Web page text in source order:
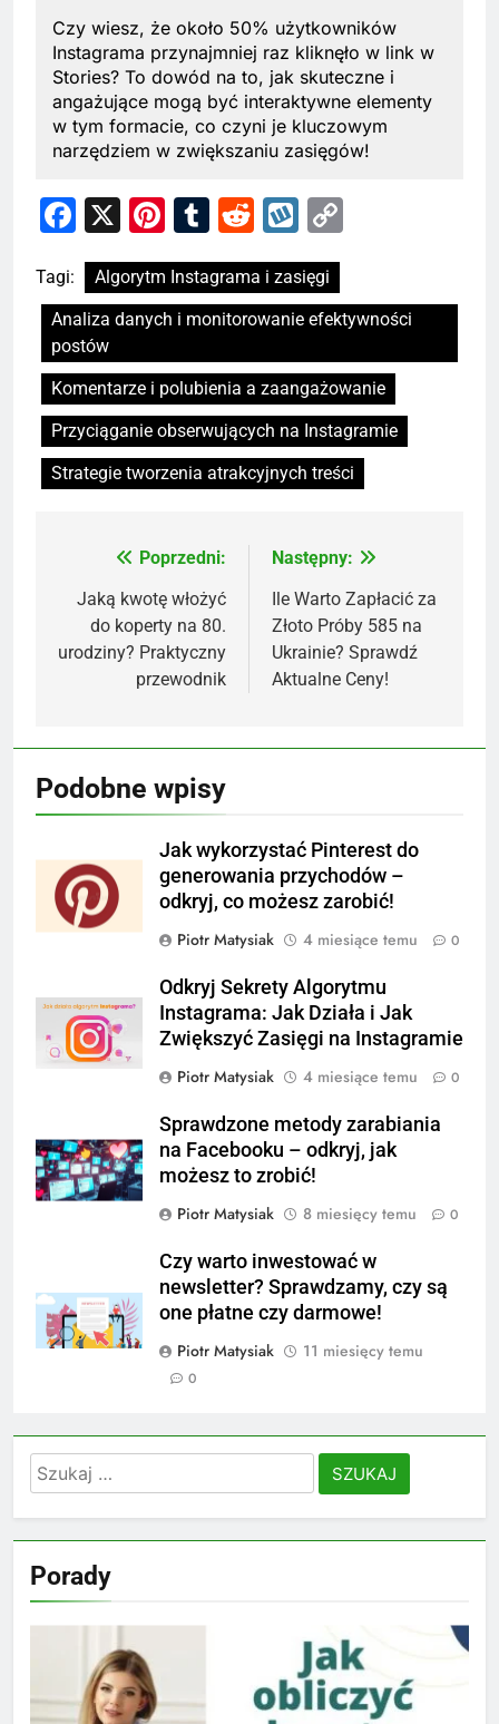
Czy wiesz, że około 50% użytkowników
Instagrama przynajmniej raz kliknęło w link w
Stories? To dowód na to, jak skuteczne i
angażujące mogą być interaktywne elementy
w tym formacie, co czyni je kluczowym
narzędziem w zwiększaniu zasięgów!
Facebook
X Pinterest
Tumblr
RedditWykop
Tagi:
Algorytm Instagrama i zasięgi
Analiza danych i monitorowanie efektywności
postów
Komentarze i polubienia a zaangażowanie
Przyciąganie obserwujących na Instagramie
Strategie tworzenia atrakcyjnych treści
Nawigacja
wpisu
Poprzedni:
Jaką kwotę włożyć
do koperty na 80.
urodziny? Praktyczny
przewodnik
Następny:
Ile Warto Zapłacić za
Złoto Próby 585 na
Ukrainie? Sprawdź
Aktualne Ceny!
Podobne wpisy
Jak wykorzystać Pinterest do
generowania przychodów –
odkryj, co możesz zarobić!
Piotr Matysiak
4 miesiące temu 0
Odkryj Sekrety Algorytmu
Instagrama: Jak Działa i Jak
Zwiększyć Zasięgi na Instagramie
Piotr Matysiak
4 miesiące temu 0
Sprawdzone metody zarabiania
na Facebooku – odkryj, jak
możesz to zrobić!
Piotr Matysiak
8 miesięcy temu 0
Czy warto inwestować w
newsletter? Sprawdzamy, czy są
one płatne czy darmowe!
Piotr Matysiak
11 miesięcy temu
0
Szukaj:
Porady